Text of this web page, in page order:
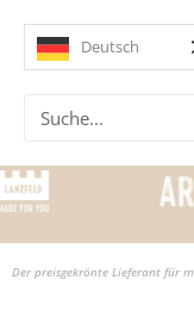
Inhalt
springen
Deutsch
Suche
Der preisgekrönte Lieferant für